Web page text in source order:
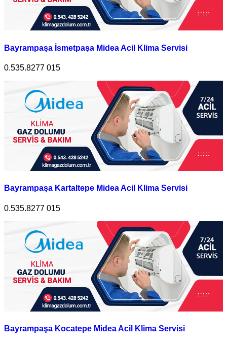
Bayrampaşa İsmetpaşa Midea Acil Klima Servisi
0.535.8277 015
Bayrampaşa Kartaltepe Midea Acil Klima Servisi
0.535.8277 015
Bayrampaşa Kocatepe Midea Acil Klima Servisi